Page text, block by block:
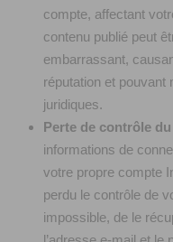
compte, affectant
contenu publié peut
embarrassant,
réputation et
juridiques.
Perte de contrôle
informations de
votre propre compte
perdu le contrôle de
impossible, de le